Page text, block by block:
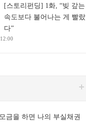
[스토리펀딩] 1화, “빚 갚는
속도보다 불어나는 게 빨랐
다”
금을 하면 나의 부실채권